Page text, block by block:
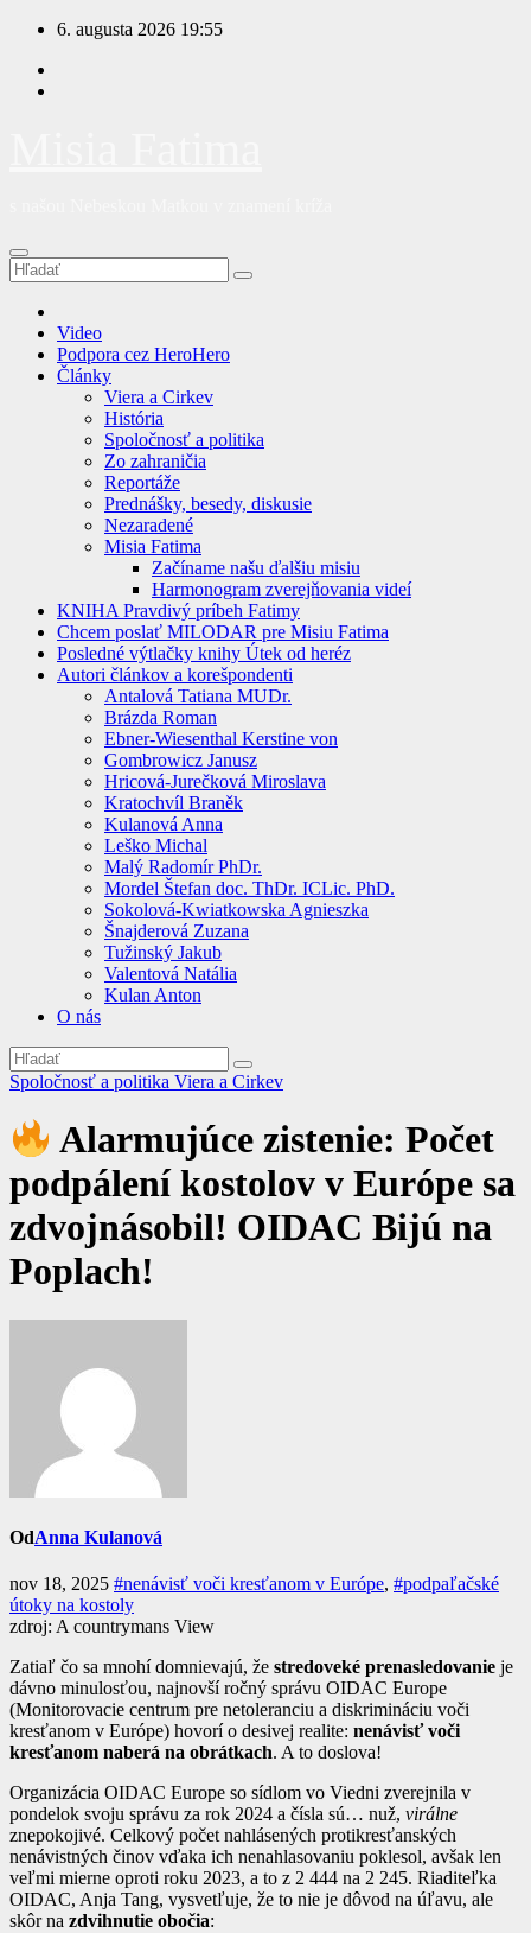
Prejsť
obsah
6. augusta 2026 19:55
Video
Podpora cez HeroHero
Články
Viera a Cirkev
História
Spoločnosť a politika
Zo zahraničia
Reportáže
Prednášky, besedy, diskusie
Nezaradené
Misia Fatima
Začíname našu ďalšiu misiu
Harmonogram zverejňovania videí
KNIHA Pravdivý príbeh Fatimy
Chcem poslať MILODAR pre Misiu Fatima
Posledné výtlačky knihy Útek od heréz
Autori článkov a korešpondenti
Antalová Tatiana MUDr.
Brázda Roman
Ebner-Wiesenthal Kerstine von
Gombrowicz Janusz
Hricová-Jurečková Miroslava
Kratochvíl Braněk
Kulanová Anna
Leško Michal
Malý Radomír PhDr.
Mordel Štefan doc. ThDr. ICLic. PhD.
Sokolová-Kwiatkowska Agnieszka
Šnajderová Zuzana
Tužinský Jakub
Valentová Natália
Kulan Anton
O nás
Spoločnosť a politika Viera a Cirkev
Alarmujúce zistenie: Počet
podpálení kostolov v Európe sa
zdvojnásobil! OIDAC Bijú na
Poplach!
OdAnna Kulanová
nov 18, 2025 #nenávisť voči kresťanom v Európe, #podpaľačské
útoky na kostoly
zdroj: A countrymans View
Zatiaľ čo sa mnohí domnievajú, že stredoveké prenasledovanie je
dávno minulosťou, najnovší ročný správu OIDAC Europe
(Monitorovacie centrum pre netoleranciu a diskrimináciu voči
kresťanom v Európe) hovorí o desivej realite: nenávisť voči
kresťanom naberá na obrátkach. A to doslova!
Organizácia OIDAC Europe so sídlom vo Viedni zverejnila v
pondelok svoju správu za rok 2024 a čísla sú… nuž, virálne
znepokojivé. Celkový počet nahlásených protikresťanských
nenávistných činov vďaka ich nenahlasovaniu poklesol, avšak len
veľmi mierne oproti roku 2023, a to z 2 444 na 2 245. Riaditeľka
OIDAC, Anja Tang, vysvetľuje, že to nie je dôvod na úľavu, ale
skôr na zdvihnutie obočia: